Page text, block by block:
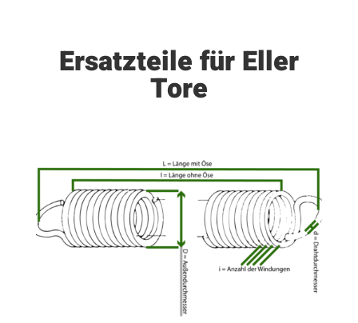
Ersatzteile für Eller
Tore